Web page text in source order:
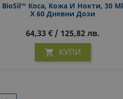
BioSil™ Коса, Кожа И Нокти, 30 Ml
X 60 Дневни Дози
64,33 € / 125,82 лв.
 КУПИ